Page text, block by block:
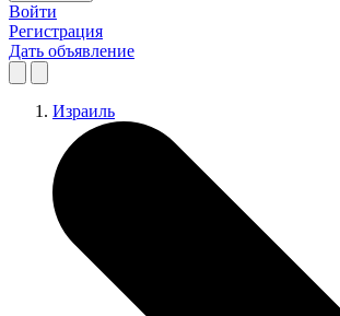
Войти
Регистрация
Дать объявление
Израиль